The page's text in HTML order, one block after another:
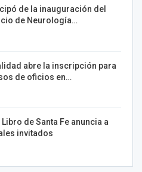
de la inauguración del
de Neurología…
abre la inscripción para
de oficios en…
Libro de Santa Fe anuncia a
invitados